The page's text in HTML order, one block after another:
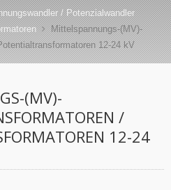
/ Potenzialwandler
Mittelspannungs-(MV)-
12-24 kV
(MV)-
/
12-24